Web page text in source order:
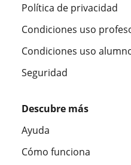
Política de privacidad
Condiciones uso
Condiciones uso
Seguridad
Descubre más
Ayuda
Cómo funciona